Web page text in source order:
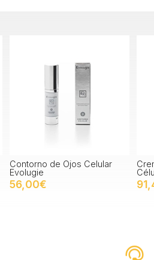
Celular
Crema Piel
Células Matrices